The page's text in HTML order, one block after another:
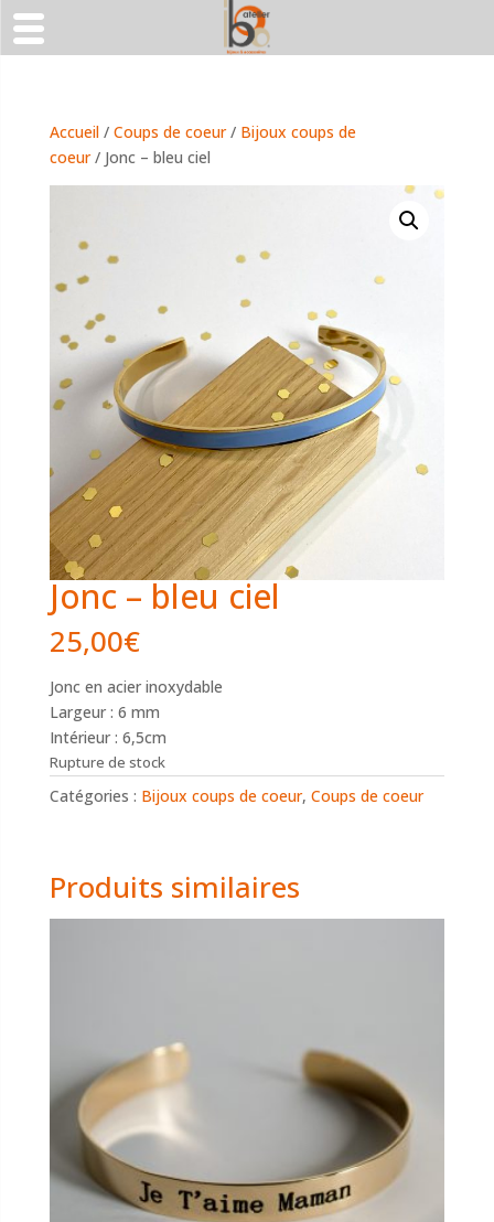
Accueil/ Coups de coeur/ Bijoux coups de
coeur/ Jonc – bleu ciel
Jonc – bleu ciel
25,00€
Jonc en acier inoxydable
Largeur : 6 mm
Intérieur : 6,5cm
Rupture de stock
Catégories : Bijoux coups de coeur, Coups de coeur
Produits similaires